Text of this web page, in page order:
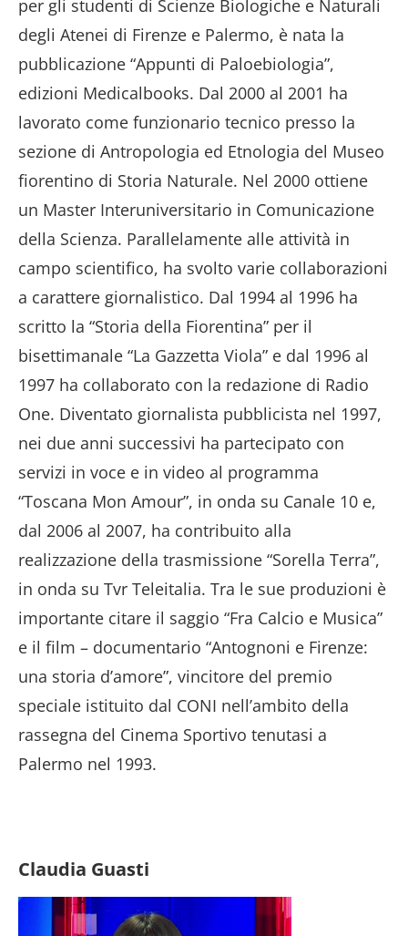
per gli studenti di Scienze Biologiche e Naturali
degli Atenei di Firenze e Palermo, è nata la
pubblicazione “Appunti di Paloebiologia”,
edizioni Medicalbooks. Dal 2000 al 2001 ha
lavorato come funzionario tecnico presso la
sezione di Antropologia ed Etnologia del Museo
fiorentino di Storia Naturale. Nel 2000 ottiene
un Master Interuniversitario in Comunicazione
della Scienza. Parallelamente alle attività in
campo scientifico, ha svolto varie collaborazioni
a carattere giornalistico. Dal 1994 al 1996 ha
scritto la “Storia della Fiorentina” per il
bisettimanale “La Gazzetta Viola” e dal 1996 al
1997 ha collaborato con la redazione di Radio
One. Diventato giornalista pubblicista nel 1997,
nei due anni successivi ha partecipato con
servizi in voce e in video al programma
“Toscana Mon Amour”, in onda su Canale 10 e,
dal 2006 al 2007, ha contribuito alla
realizzazione della trasmissione “Sorella Terra”,
in onda su Tvr Teleitalia. Tra le sue produzioni è
importante citare il saggio “Fra Calcio e Musica”
e il film – documentario “Antognoni e Firenze:
una storia d’amore”, vincitore del premio
speciale istituito dal CONI nell’ambito della
rassegna del Cinema Sportivo tenutasi a
Palermo nel 1993.
Claudia Guasti